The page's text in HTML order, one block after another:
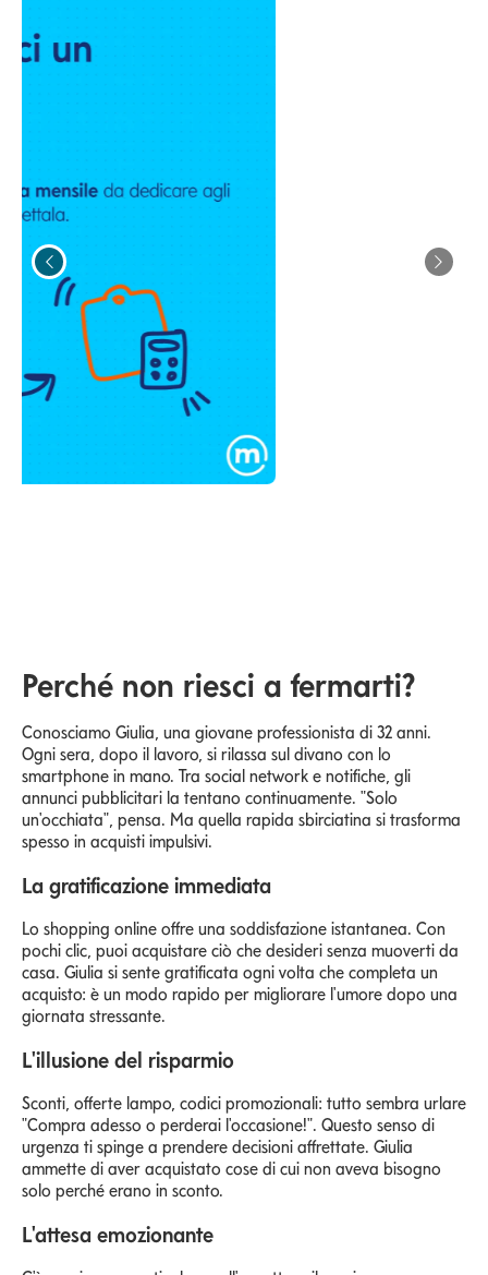
Perché non riesci a fermarti?
Conosciamo Giulia, una giovane professionista di 32 anni.
Ogni sera, dopo il lavoro, si rilassa sul divano con lo
smartphone in mano. Tra social network e notifiche, gli
annunci pubblicitari la tentano continuamente. "Solo
un'occhiata", pensa. Ma quella rapida sbirciatina si trasforma
spesso in acquisti impulsivi.
La gratificazione immediata
Lo shopping online offre una soddisfazione istantanea. Con
pochi clic, puoi acquistare ciò che desideri senza muoverti da
casa. Giulia si sente gratificata ogni volta che completa un
acquisto: è un modo rapido per migliorare l'umore dopo una
giornata stressante.
L'illusione del risparmio
Sconti, offerte lampo, codici promozionali: tutto sembra urlare
"Compra adesso o perderai l'occasione!". Questo senso di
urgenza ti spinge a prendere decisioni affrettate. Giulia
ammette di aver acquistato cose di cui non aveva bisogno
solo perché erano in sconto.
L'attesa emozionante